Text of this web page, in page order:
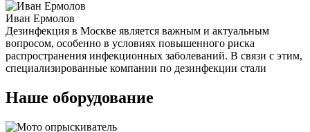
Иван Ермолов
Дезинфекция в Москве является важным и актуальным
вопросом, особенно в условиях повышенного риска
распространения инфекционных заболеваний. В связи с этим,
специализированные компании по дезинфекции стали
Наше оборудование